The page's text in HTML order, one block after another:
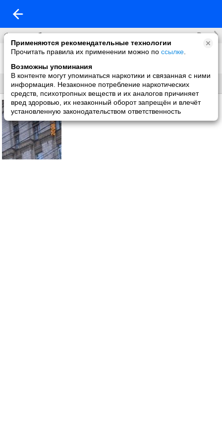
Применяются рекомендательные технологии
Прочитать правила их применении можно по ссылке
Возможны упоминания
В контенте могут упоминаться наркотики и связанная с ними
информация. Незаконное потребление наркотических
средств, психотропных веществ и их аналогов причиняет
вред здоровью, их незаконный оборот запрещён и влечёт
установленную законодательством ответственность
Фотоальбомы Все
Фото со мной
Без названия